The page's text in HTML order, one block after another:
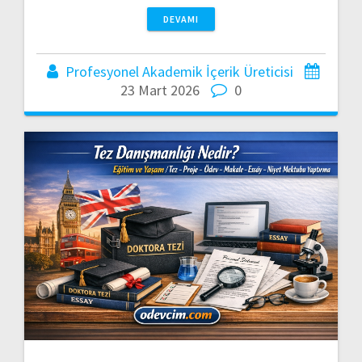
DEVAMI
Profesyonel Akademik İçerik Üreticisi
23 Mart 2026
0